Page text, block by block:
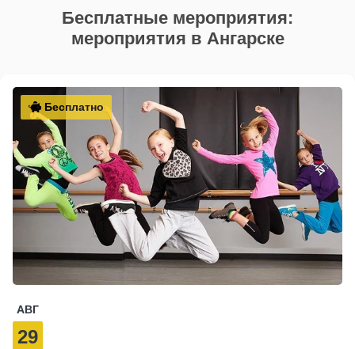
Бесплатные мероприятия:
мероприятия в Ангарске
Бесплатно
АВГ
29